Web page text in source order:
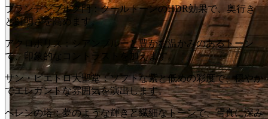
ブランデンブルク門：クールトーンのHDR効果で、奥行き
と鮮明さを高めます。
アクロポリス：シアンブルーと豊かな温かみのあるトーン
で、印象的なコントラストを加えます。
サン・ピエトロ大聖堂：ソフトな紫と低めの彩度で、穏やか
でエレガントな雰囲気を演出します。
ベレンの塔：夢のような輝きと繊細なトーンで、写真に深み